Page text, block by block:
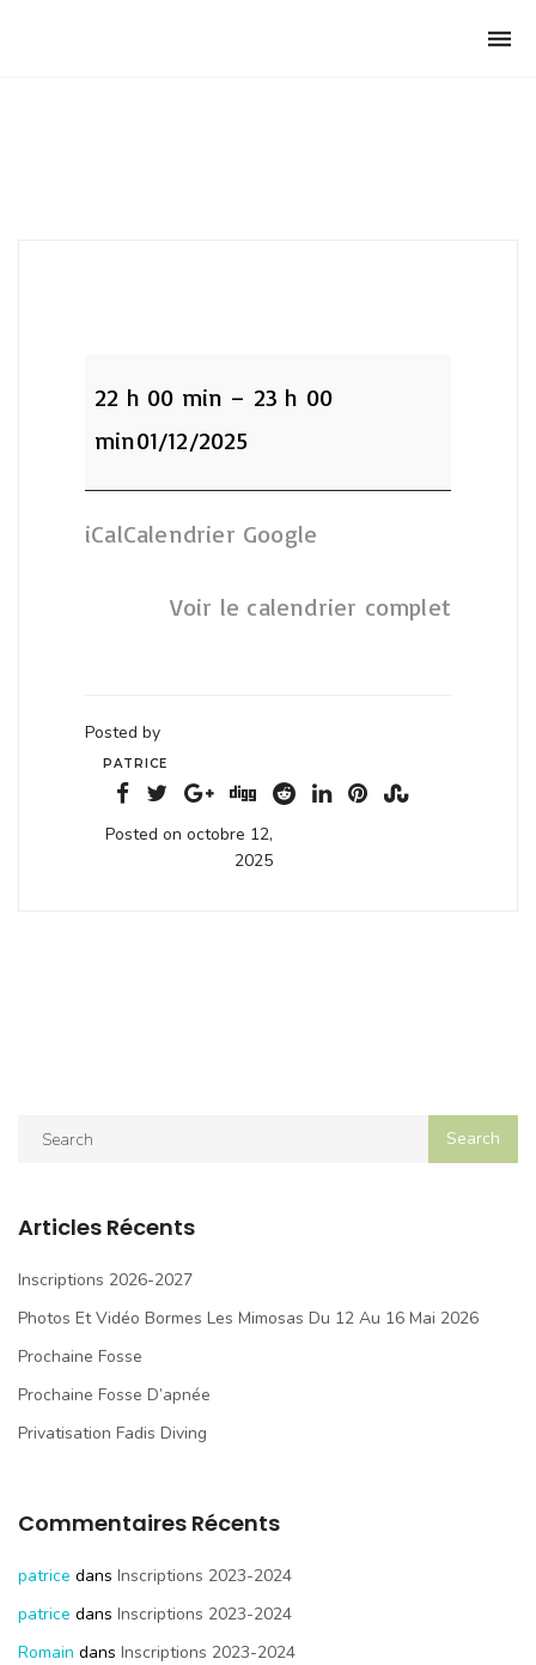
Plongée
22 h 00 min – 23 h 00
min01/12/2025
iCalCalendrier Google
Voir le calendrier complet
Posted by
PATRICE
Posted on octobre 12,
2025
Articles Récents
Inscriptions 2026-2027
Photos Et Vidéo Bormes Les Mimosas Du 12 Au 16 Mai 2026
Prochaine Fosse
Prochaine Fosse D’apnée
Privatisation Fadis Diving
Commentaires Récents
patrice dans Inscriptions 2023-2024
patrice dans Inscriptions 2023-2024
Romain dans Inscriptions 2023-2024